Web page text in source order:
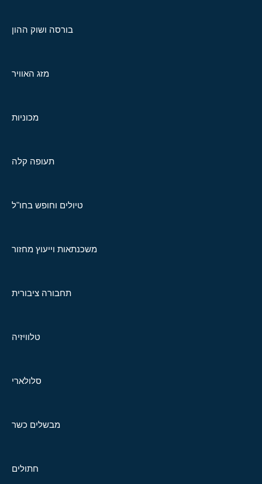
בורסה ושוק ההון
מזג האוויר
מכוניות
תעופה קלה
טיולים וחופש בחו"ל
משכנתאות וייעוץ מחזור
תחבורה ציבורית
טלוויזיה
סלולארי
מבשלים כשר
חתולים